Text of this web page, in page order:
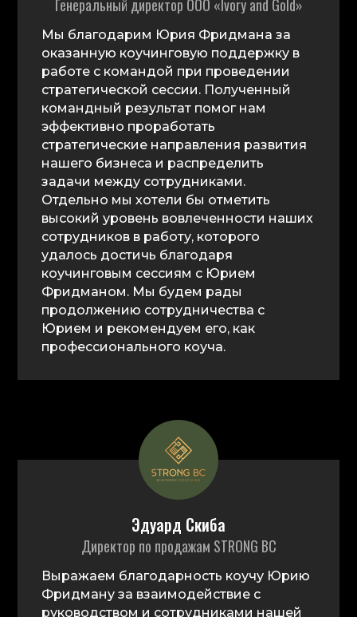
Генеральный директор ООО «Ivory and Gold»
Мы благодарим Юрия Фридмана за
оказанную коучинговую поддержку в
работе с командой при проведении
стратегической сессии. Полученный
командный результат помог нам
эффективно проработать
стратегические направления развития
нашего бизнеса и распределить
задачи между сотрудниками.
Отдельно мы хотели бы отметить
высокий уровень вовлеченности наших
сотрудников в работу, которого
удалось достичь благодаря
коучинговым сессиям с Юрием
Фридманом. Мы будем рады
продолжению сотрудничества с
Юрием и рекомендуем его, как
профессионального коуча.
Эдуард Скиба
Директор по продажам STRONG BC
Выражаем благодарность коучу Юрию
Фридману за взаимодействие с
руководством и сотрудниками нашей